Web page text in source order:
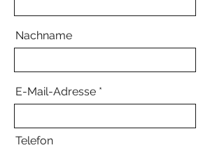
Nachname
E-Mail-Adresse
Telefon